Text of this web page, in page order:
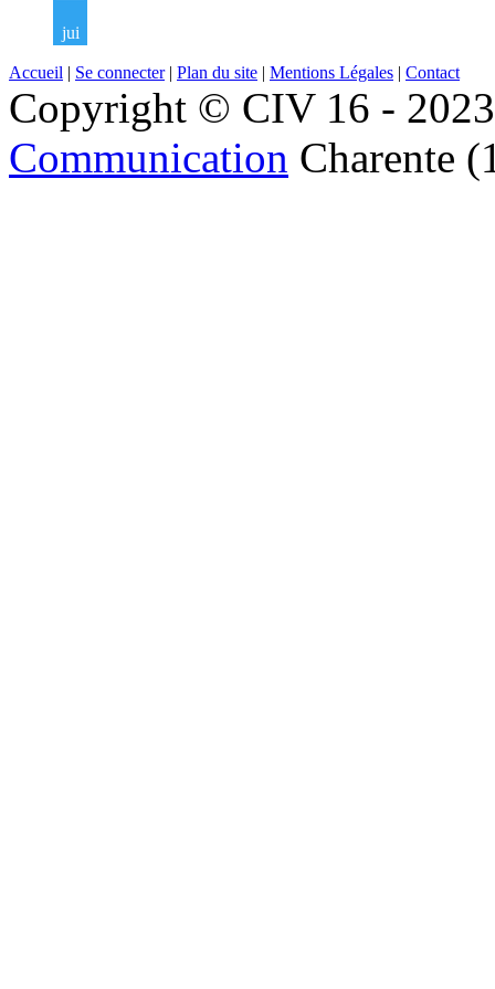
jui
Accueil | Se connecter| Plan du site | Mentions Légales | Contact
Copyright © CIV 16 -
Communication Charente